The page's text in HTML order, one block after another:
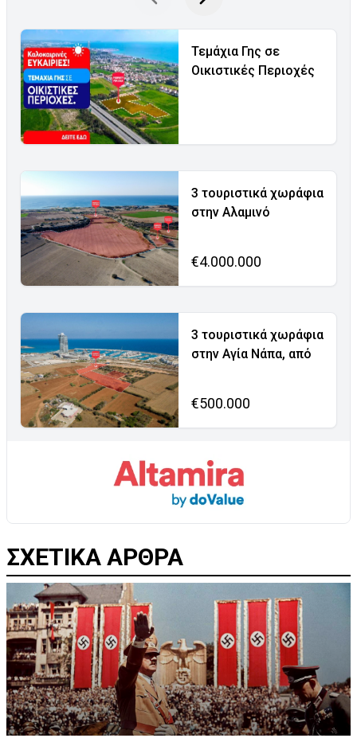
Τεμάχια Γης σε
Οικιστικές Περιοχές
3 τουριστικά χωράφια
στην Αλαμινό
€4.000.000
3 τουριστικά χωράφια
στην Αγία Νάπα, από
€500.000
ΣΧΕΤΙΚΑ ΑΡΘΡΑ